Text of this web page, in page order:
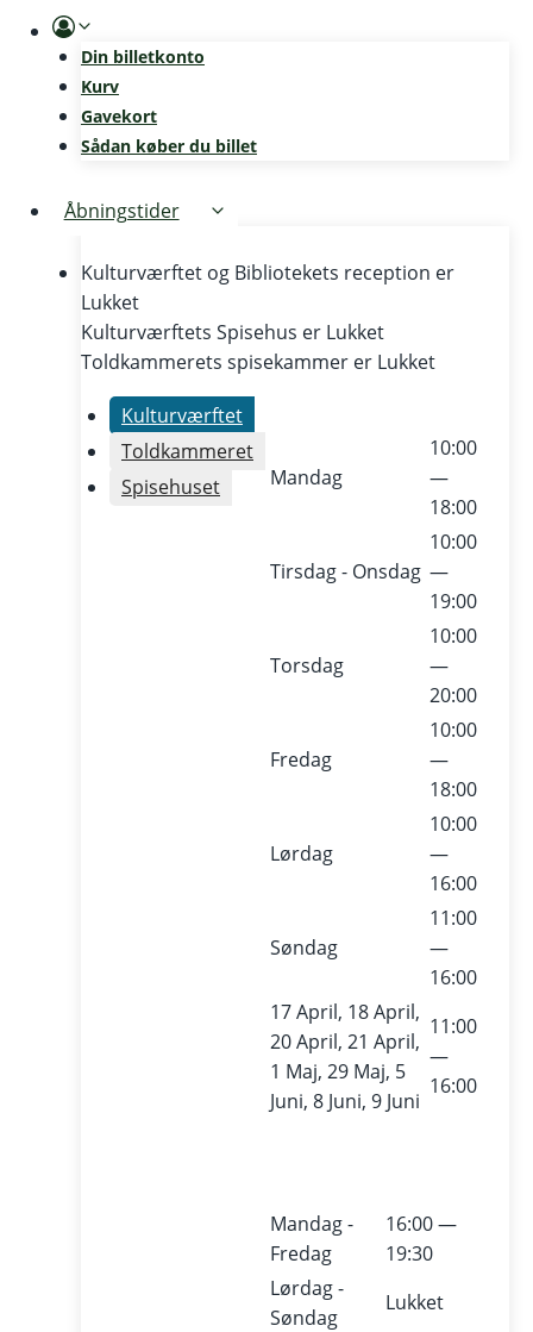
Din billetkonto
Kurv
Gavekort
Sådan køber du billet
Åbningstider
Kulturværftet og Bibliotekets reception er
Lukket
Kulturværftets Spisehus er Lukket
Toldkammerets spisekammer er Lukket
Kulturværftet
Toldkammeret
Spisehuset
Mandag
10:00
—
18:00
Tirsdag - Onsdag
10:00
—
19:00
Torsdag
10:00
—
20:00
Fredag
10:00
—
18:00
Lørdag
10:00
—
16:00
Søndag
11:00
—
16:00
17 April, 18 April,
20 April, 21 April,
1 Maj, 29 Maj, 5
Juni, 8 Juni, 9 Juni
11:00
—
16:00
Mandag -
Fredag
16:00 —
19:30
Lørdag -
Søndag
Lukket